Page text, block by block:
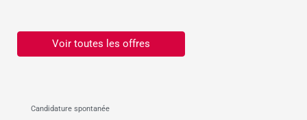
Voir toutes les offres
Candidature spontanée